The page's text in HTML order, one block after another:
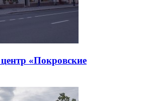
«Покровские